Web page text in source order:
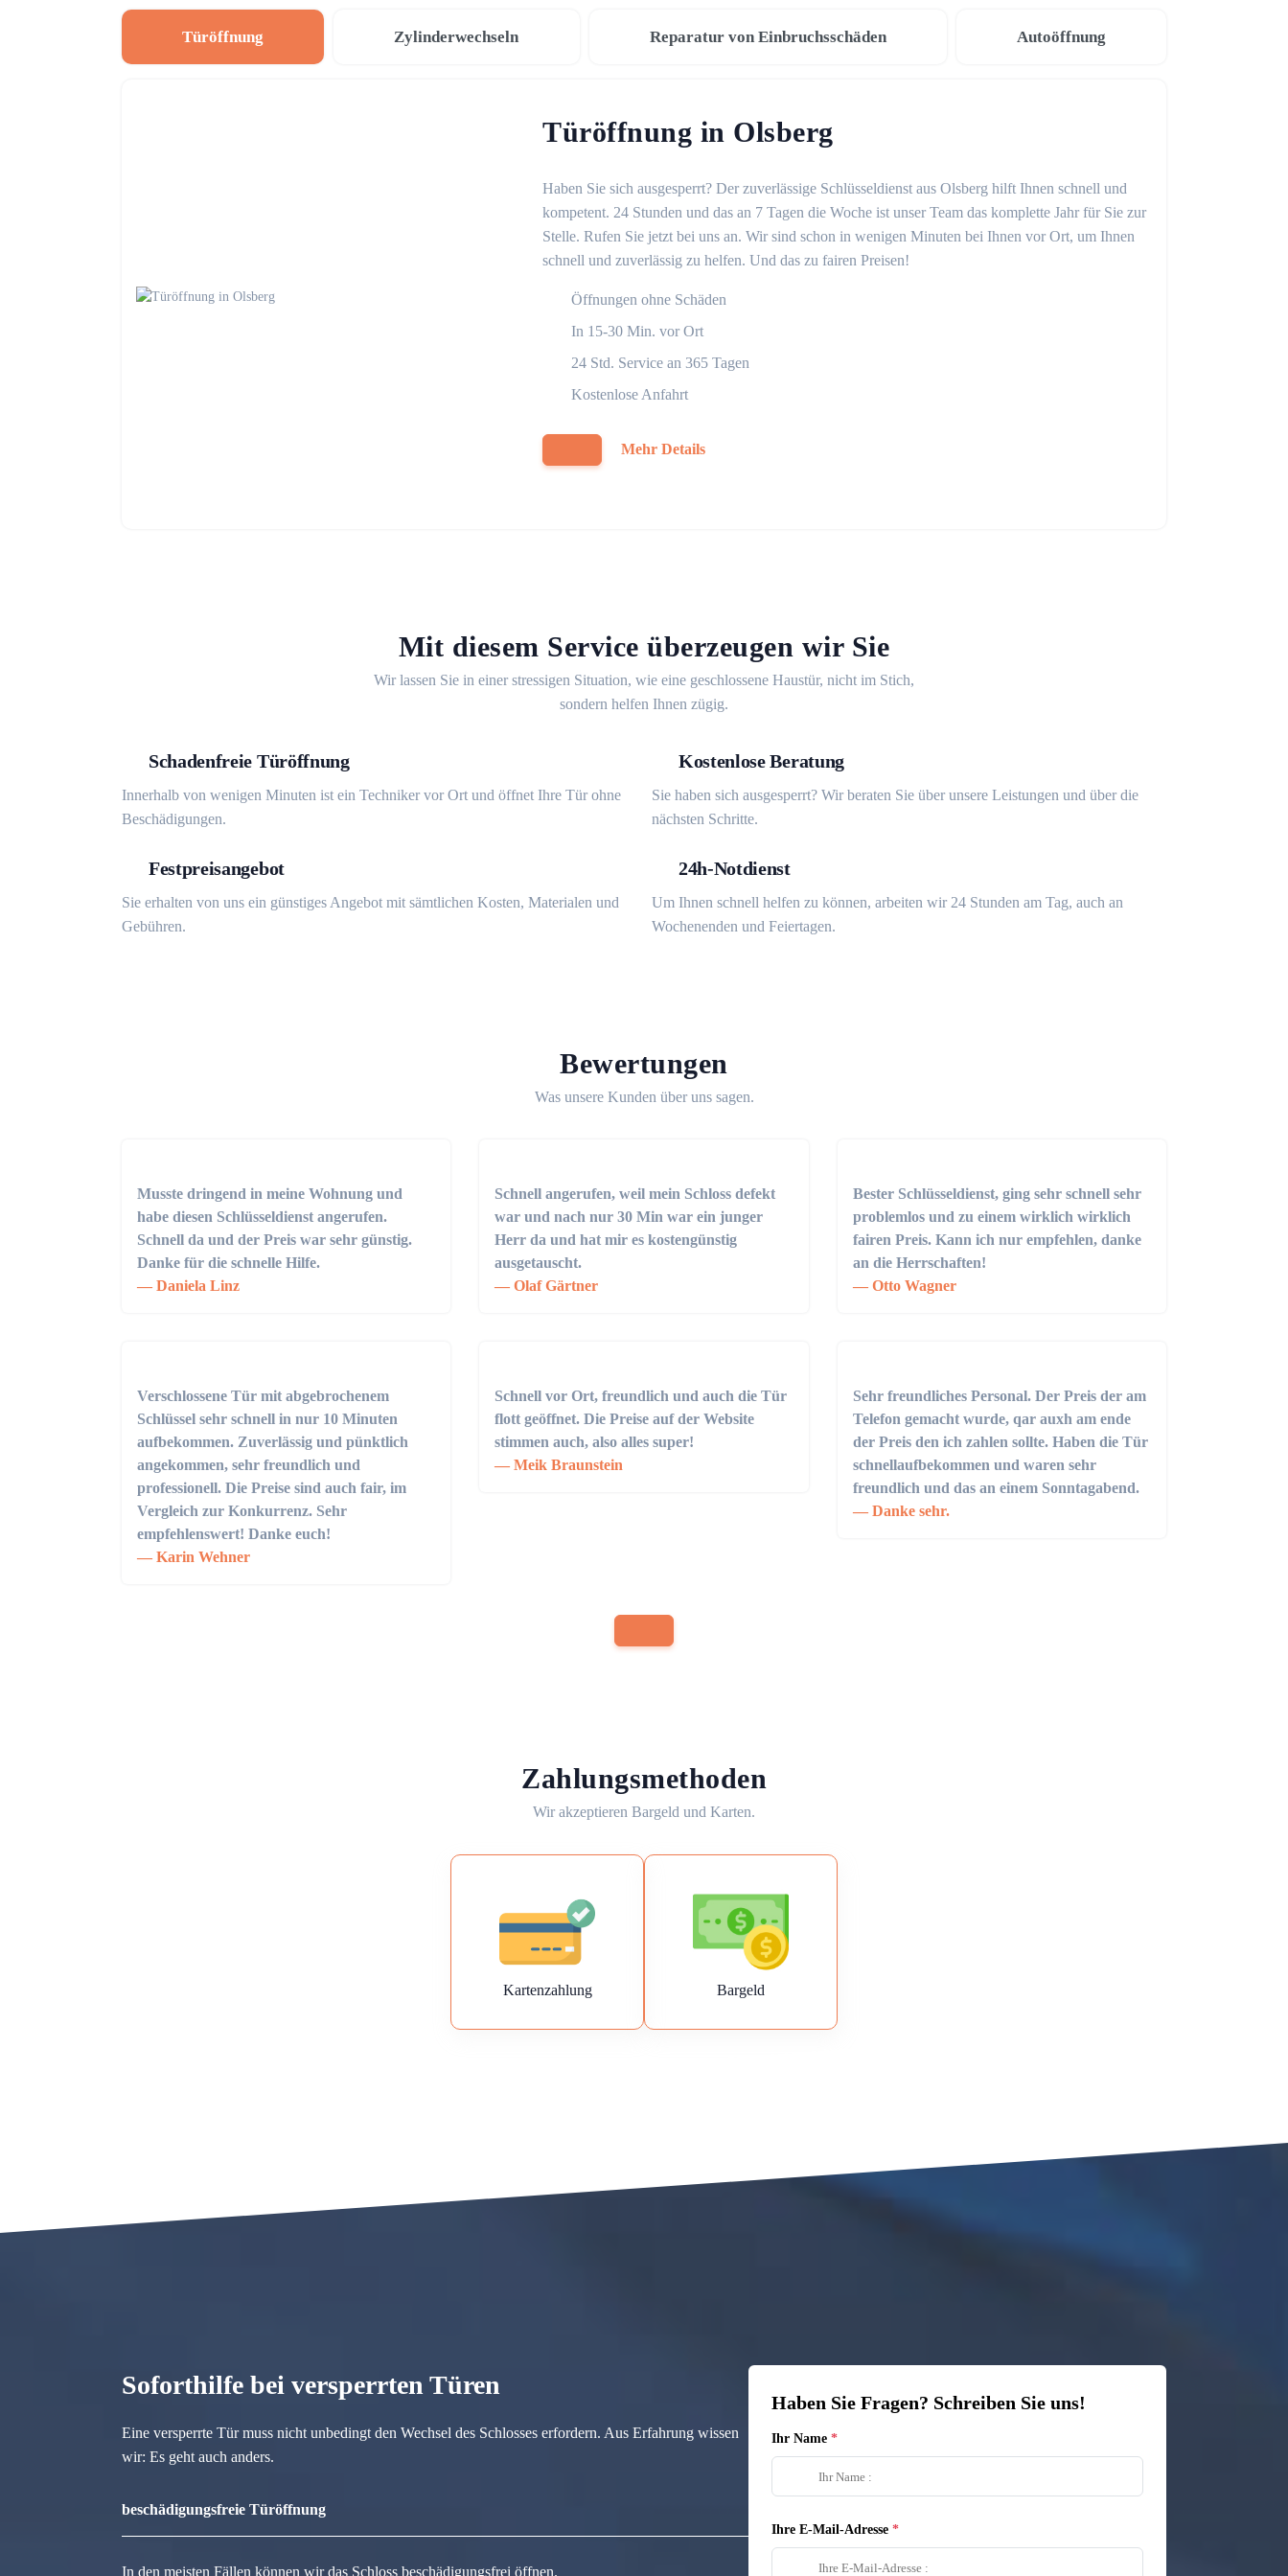
Türöffnung Zylinderwechseln Reparatur von Einbruchsschäden Autoöffnung
Türöffnung in Olsberg
Haben Sie sich ausgesperrt? Der zuverlässige Schlüsseldienst aus Olsberg hilft Ihnen schnell und
kompetent. 24 Stunden und das an 7 Tagen die Woche ist unser Team das komplette Jahr für Sie zur
Stelle. Rufen Sie jetzt bei uns an. Wir sind schon in wenigen Minuten bei Ihnen vor Ort, um Ihnen
schnell und zuverlässig zu helfen. Und das zu fairen Preisen!
Öffnungen ohne Schäden
In 15-30 Min. vor Ort
24 Std. Service an 365 Tagen
Kostenlose Anfahrt
Mehr Details
Mit diesem Service überzeugen wir Sie
Wir lassen Sie in einer stressigen Situation, wie eine geschlossene Haustür, nicht im Stich,
sondern helfen Ihnen zügig.
Schadenfreie Türöffnung
Innerhalb von wenigen Minuten ist ein Techniker vor Ort und öffnet Ihre Tür ohne
Beschädigungen.
Kostenlose Beratung
Sie haben sich ausgesperrt? Wir beraten Sie über unsere Leistungen und über die
nächsten Schritte.
Festpreisangebot
Sie erhalten von uns ein günstiges Angebot mit sämtlichen Kosten, Materialen und
Gebühren.
24h-Notdienst
Um Ihnen schnell helfen zu können, arbeiten wir 24 Stunden am Tag, auch an
Wochenenden und Feiertagen.
Bewertungen
Was unsere Kunden über uns sagen.
Musste dringend in meine Wohnung und
habe diesen Schlüsseldienst angerufen.
Schnell da und der Preis war sehr günstig.
Danke für die schnelle Hilfe.
Daniela Linz
Schnell angerufen, weil mein Schloss defekt
war und nach nur 30 Min war ein junger
Herr da und hat mir es kostengünstig
ausgetauscht.
Olaf Gärtner
Bester Schlüsseldienst, ging sehr schnell sehr
problemlos und zu einem wirklich wirklich
fairen Preis. Kann ich nur empfehlen, danke
an die Herrschaften!
Otto Wagner
Verschlossene Tür mit abgebrochenem
Schlüssel sehr schnell in nur 10 Minuten
aufbekommen. Zuverlässig und pünktlich
angekommen, sehr freundlich und
professionell. Die Preise sind auch fair, im
Vergleich zur Konkurrenz. Sehr
empfehlenswert! Danke euch!
Karin Wehner
Schnell vor Ort, freundlich und auch die Tür
flott geöffnet. Die Preise auf der Website
stimmen auch, also alles super!
Meik Braunstein
Sehr freundliches Personal. Der Preis der am
Telefon gemacht wurde, qar auxh am ende
der Preis den ich zahlen sollte. Haben die Tür
schnellaufbekommen und waren sehr
freundlich und das an einem Sonntagabend.
Danke sehr.
Zahlungsmethoden
Wir akzeptieren Bargeld und Karten.
Kartenzahlung Bargeld
Soforthilfe bei versperrten Türen
Eine versperrte Tür muss nicht unbedingt den Wechsel des Schlosses erfordern. Aus Erfahrung wissen
wir: Es geht auch anders.
beschädigungsfreie Türöffnung
In den meisten Fällen können wir das Schloss beschädigungsfrei öffnen.
Haben Sie Fragen? Schreiben Sie uns!
Ihr Name
Ihre E-Mail-Adresse